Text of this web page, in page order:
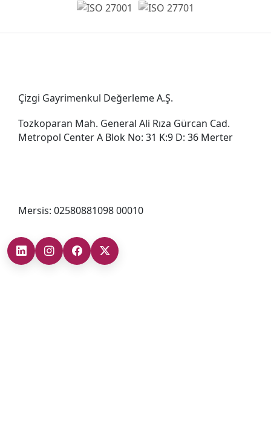
Çizgi Gayrimenkul Değerleme A.Ş.
Tozkoparan Mah. General Ali Rıza Gürcan Cad.
Metropol Center A Blok No: 31 K:9 D: 36 Merter
Mersis: 02580881098 00010